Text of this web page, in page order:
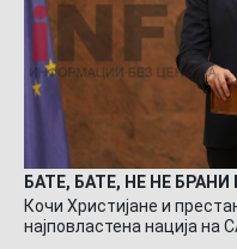
БАТЕ, БАТЕ, НЕ НЕ БРАНИ
Кочи Христијане и
најповластена нација на